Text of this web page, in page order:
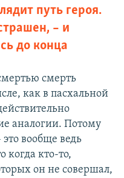
путь героя.
– и
до конца
смерть
как в пасхальной
аналогии. Потому
вообще ведь
когда кто-то,
он не совершал,